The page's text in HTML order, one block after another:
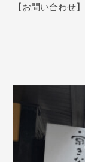
【お問い合わせ】